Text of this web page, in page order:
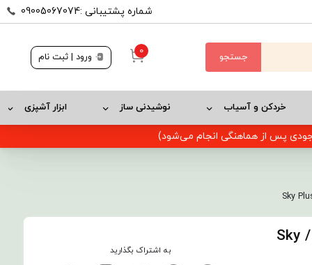
شماره پشتیبانی :09005067074
جستجو 0 ورود | ثبت نام
خردکن و آسیاب نوشیدنی ساز ابزار آشپزی
پس از هماهنگی انجام می‌شود)
جنرال فیت جاروبرقی سطلی اسکای پلاس 4500 / Sky
به اشتراک بگذارید